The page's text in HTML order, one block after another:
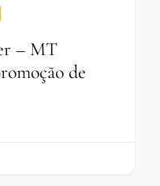
– MT
de